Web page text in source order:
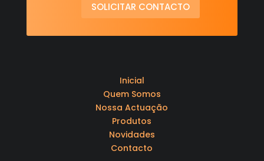
SOLICITAR CONTACTO
Inicial
Quem Somos
Nossa Actuação
Produtos
Novidades
Contacto